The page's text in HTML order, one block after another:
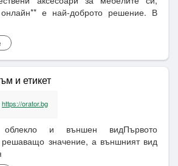
е най-доброто решение. В
и етикет
https://orator.bg
и външен видПървото
решаващо значение, а външният вид